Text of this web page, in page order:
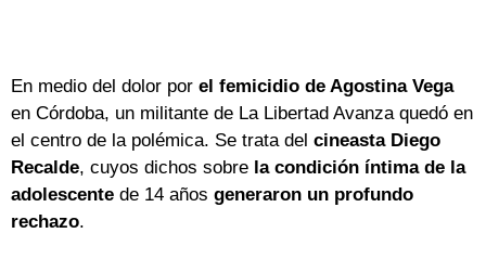
En medio del dolor por el femicidio de Agostina Vega
en Córdoba, un militante de La Libertad Avanza quedó en
el centro de la polémica. Se trata del cineasta Diego
Recalde, cuyos dichos sobre la condición íntima de la
adolescente de 14 años generaron un profundo
rechazo.